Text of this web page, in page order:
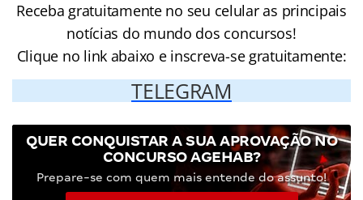
Receba gratuitamente no seu celular as principais
notícias do mundo dos concursos!
Clique no link abaixo e inscreva-se gratuitamente:
TELEGRAM
QUER CONQUISTAR A SUA APROVAÇÃO NO
CONCURSO AGEHAB?
Prepare-se com quem mais entende do assunto!